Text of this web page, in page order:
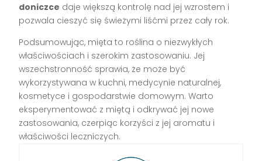
doniczce daje większą kontrolę nad jej wzrostem i
pozwala cieszyć się świeżymi liśćmi przez cały rok.
Podsumowując, mięta to roślina o niezwykłych
właściwościach i szerokim zastosowaniu. Jej
wszechstronność sprawia, że może być
wykorzystywana w kuchni, medycynie naturalnej,
kosmetyce i gospodarstwie domowym. Warto
eksperymentować z miętą i odkrywać jej nowe
zastosowania, czerpiąc korzyści z jej aromatu i
właściwości leczniczych.